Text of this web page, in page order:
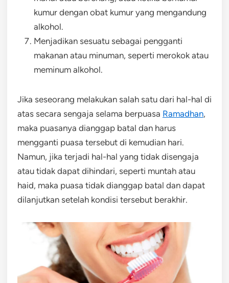
kumur dengan obat kumur yang mengandung
alkohol.
Menjadikan sesuatu sebagai pengganti
makanan atau minuman, seperti merokok atau
meminum alkohol.
Jika seseorang melakukan salah satu dari hal-hal di
atas secara sengaja selama berpuasa Ramadhan,
maka puasanya dianggap batal dan harus
mengganti puasa tersebut di kemudian hari.
Namun, jika terjadi hal-hal yang tidak disengaja
atau tidak dapat dihindari, seperti muntah atau
haid, maka puasa tidak dianggap batal dan dapat
dilanjutkan setelah kondisi tersebut berakhir.